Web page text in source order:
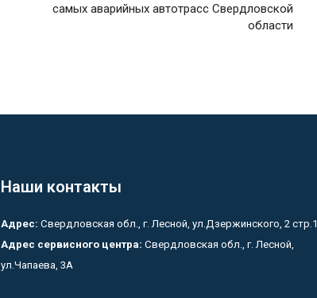
самых аварийных автотрасс Свердловской
области
Наши контакты
Адрес: Свердловская обл., г. Лесной, ул.Дзержинского, 2 стр.1
Адрес сервисного центра: Свердловская обл., г. Лесной,
ул.Чапаева, 3А